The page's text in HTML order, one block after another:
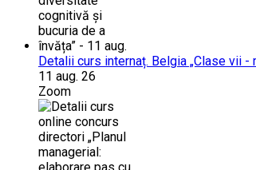
Detalii curs internaț. Belgia „Clase vii
11 aug. 26
Zoom